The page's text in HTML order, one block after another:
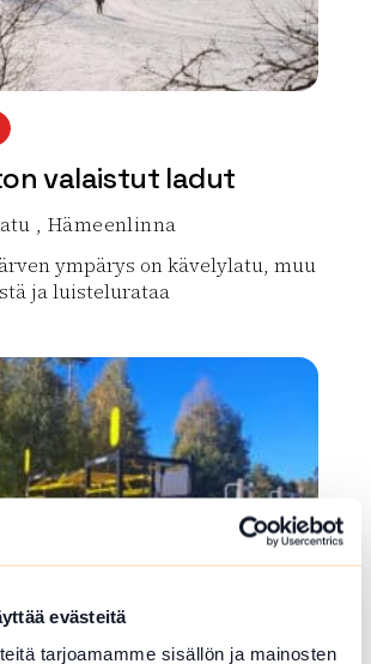
evästeitä
tarjoamamme sisällön ja mainosten
valaistut ladut
, Hämeenlinna
ympärys on kävelylatu, muu
ja luistelurataa
array(0) { }